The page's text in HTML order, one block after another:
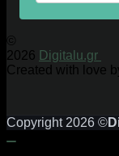
©
2026 Digitalu.gr
Created with love
Copyright 2026 ©